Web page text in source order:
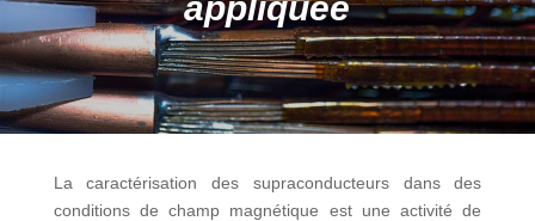
La caractérisation des supraconducteurs dans des
conditions de champ magnétique est une activité de